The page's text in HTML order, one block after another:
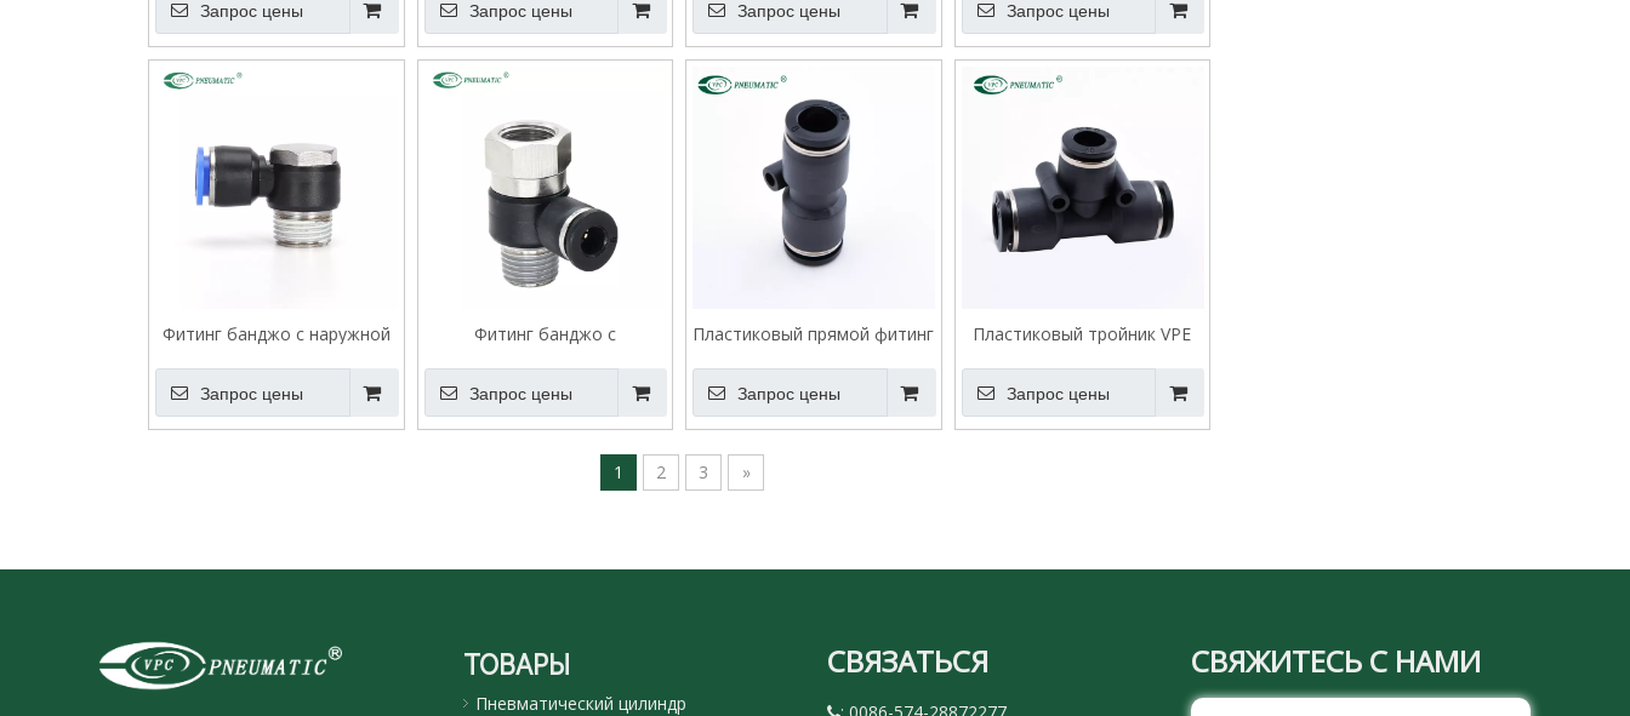
Запрос цены Запрос цены Запрос цены Запрос цены
Фитинг банджо с наружной
Запрос цены
Фитинг банджо с
Запрос цены
Пластиковый прямой фитинг
Запрос цены
Пластиковый тройник VPE
Запрос цены
1 2 3 »
ТОВАРЫ
Пневматический цилиндр
СВЯЗАТЬСЯ

СВЯЖИТЕСЬ С НАМИ